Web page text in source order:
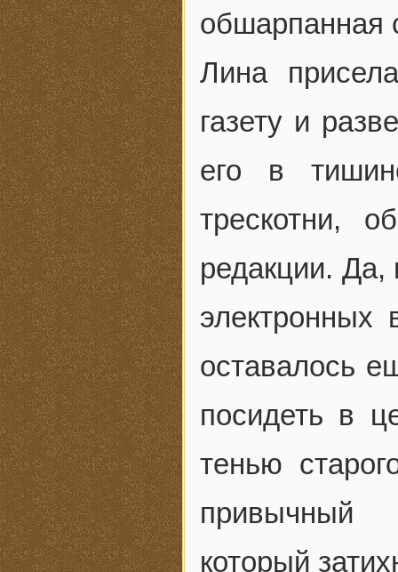
обшарпанная
Лина
газету и
его в
трескотни,
редакции. Да,
электронных
оставалось
посидеть в
тенью
привычный
который